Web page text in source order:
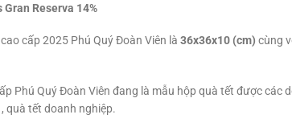
Reserva 14%
cấp 2025 Phú Quý Đoàn Viên là 36x36x10 (cm) cùng
Phú Quý Đoàn Viên đang là mẫu hộp quà tết được các
quà tết doanh nghiệp.